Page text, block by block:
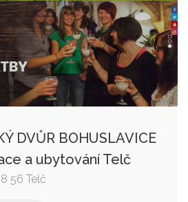
DVŮR BOHUSLAVICE
a ubytování Telč
56 Telč